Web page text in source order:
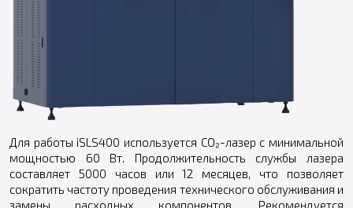
Для работы iSLS400 используется CO₂-лазер с минимальной
мощностью 60 Вт. Продолжительность службы лазера
составляет 5000 часов или 12 месяцев, что позволяет
сократить частоту проведения технического обслуживания и
замены расходных компонентов. Рекомендуется